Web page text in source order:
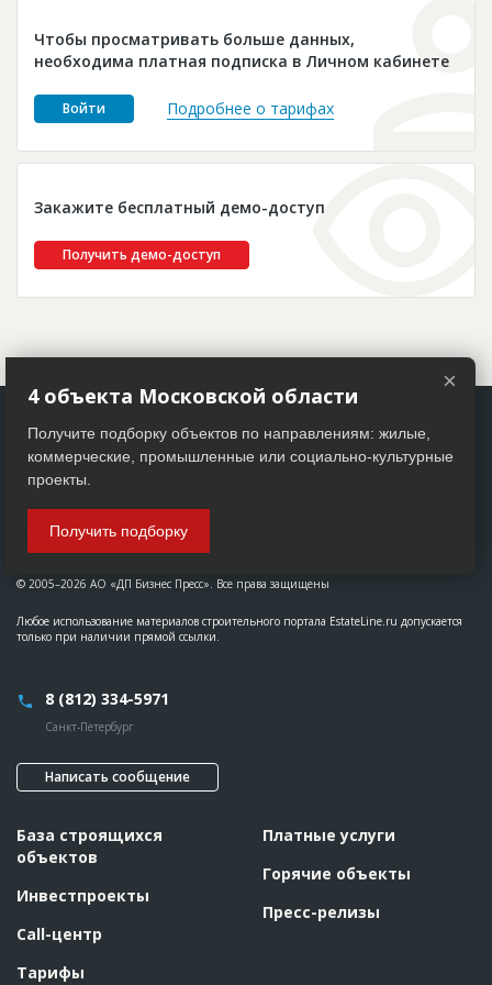
Платные услуги
Пресс-релизы
Чтобы просматривать больше данных,
необходима платная подписка в Личном кабинете
Войти Подробнее о тарифах
Закажите бесплатный демо-доступ
Получить демо-доступ
© 2005–2026 АО «ДП Бизнес Пресс». Все права защищены
Любое использование материалов строительного портала EstateLine.ru допускается
только при наличии прямой ссылки.
8 (812) 334-5971
Санкт-Петербург
Написать сообщение
База строящихся
объектов
Инвестпроекты
Call-центр
Тарифы
Платные услуги
Горячие объекты
Пресс-релизы
×
4 объекта Московской области
Получите подборку объектов по направлениям: жилые,
коммерческие, промышленные или социально-культурные
проекты.
Получить подборку